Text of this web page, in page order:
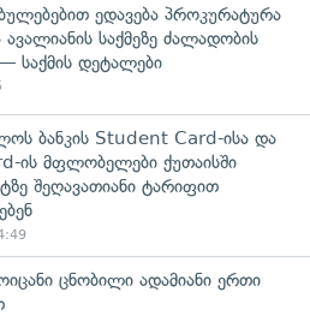
ედავება პროკურატურა
ავალიანის საქმეზე ძალადობის
— საქმის დეტალები
ბანკის Student Card-ისა და
ის მფლობელები ქუთაისში
შეღავათიანი ტარიფით
ცნობილი ადამიანი ერთი